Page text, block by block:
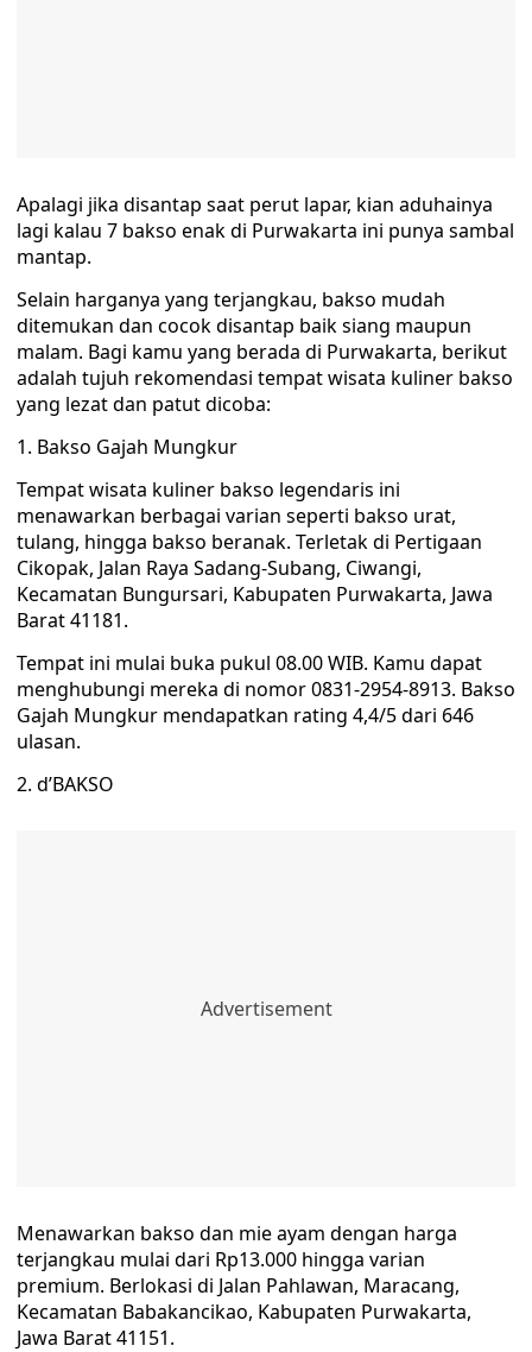
Apalagi jika disantap saat perut lapar, kian aduhainya
lagi kalau 7 bakso enak di Purwakarta ini punya sambal
mantap.
Selain harganya yang terjangkau, bakso mudah
ditemukan dan cocok disantap baik siang maupun
malam. Bagi kamu yang berada di Purwakarta, berikut
adalah tujuh rekomendasi tempat wisata kuliner bakso
yang lezat dan patut dicoba:
1. Bakso Gajah Mungkur
Tempat wisata kuliner bakso legendaris ini
menawarkan berbagai varian seperti bakso urat,
tulang, hingga bakso beranak. Terletak di Pertigaan
Cikopak, Jalan Raya Sadang-Subang, Ciwangi,
Kecamatan Bungursari, Kabupaten Purwakarta, Jawa
Barat 41181.
Tempat ini mulai buka pukul 08.00 WIB. Kamu dapat
menghubungi mereka di nomor 0831-2954-8913. Bakso
Gajah Mungkur mendapatkan rating 4,4/5 dari 646
ulasan.
2. d’BAKSO
Menawarkan bakso dan mie ayam dengan harga
terjangkau mulai dari Rp13.000 hingga varian
premium. Berlokasi di Jalan Pahlawan, Maracang,
Kecamatan Babakancikao, Kabupaten Purwakarta,
Jawa Barat 41151.